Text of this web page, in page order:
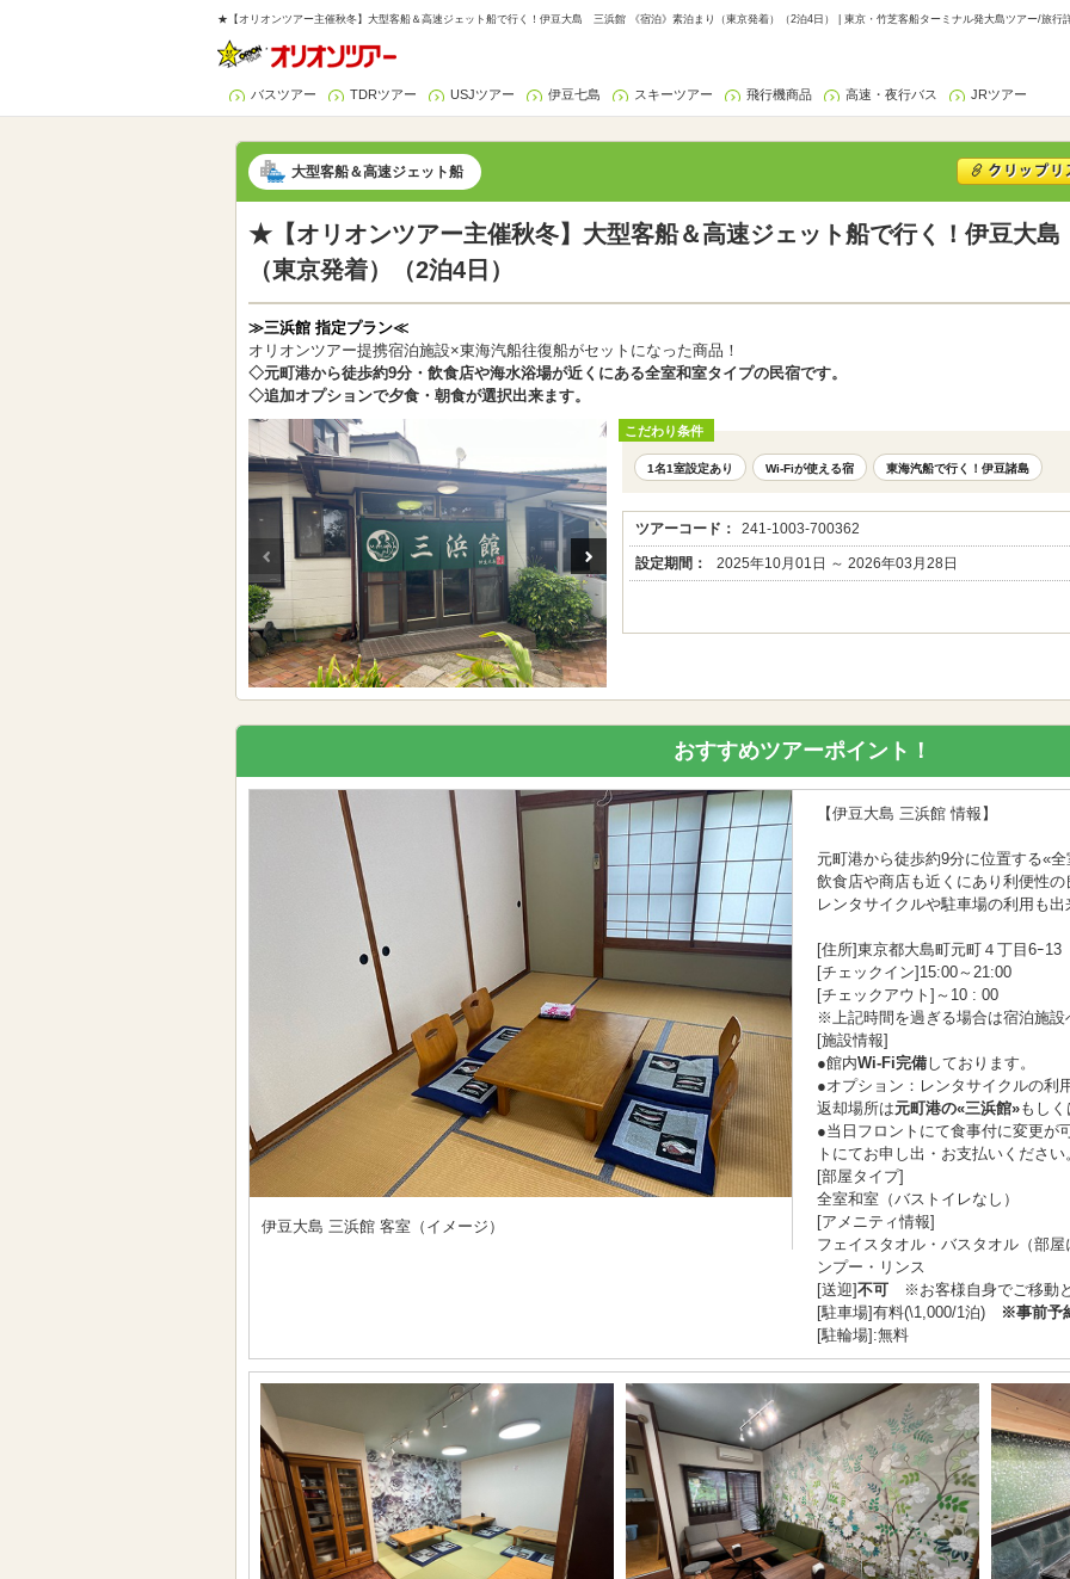
★【オリオンツアー主催秋冬】大型客船＆高速ジェット船で行く！伊豆大島 三浜館 《宿泊》素泊まり（東京発着）（2泊4日） | 東京・竹芝客船ターミナル発大島ツアー/旅行
バスツアー TDRツアー USJツアー 伊豆七島 スキーツアー 飛行機商品 高速・夜行バス JRツアー
大型客船＆高速ジェット船
★【オリオンツアー主催秋冬】大型客船＆高速ジェット船で行く！伊豆大
（東京発着）（2泊4日）
≫三浜館 指定プラン≪
オリオンツアー提携宿泊施設×東海汽船往復船がセットになった商品！
◇元町港から徒歩約9分・飲食店や海水浴場が近くにある全室和室タイプの民宿です。
◇追加オプションで夕食・朝食が選択出来ます。
こだわり条件
1名1室設定あり Wi-Fiが使える宿 東海汽船で行く！伊豆諸島
ツアーコード： 241-1003-700362
設定期間： 2025年10月01日 ～ 2026年03月28日
おすすめツアーポイント！
伊豆大島 三浜館 客室（イメージ）
【伊豆大島 三浜館 情報】
元町港から徒歩約9分に位置する«
飲食店や商店も近くにあり利便性
レンタサイクルや駐車場の利用も出
[住所]東京都大島町元町４丁目6ｰ13
[チェックイン]15:00～21:00
[チェックアウト]～10 : 00
※上記時間を過ぎる場合は宿泊施
[施設情報]
●館内Wi-Fi完備しております。
●オプション：レンタサイクルの利
返却場所は元町港の«三浜館»もしく
●当日フロントにて食事付に変更が
トにてお申し出・お支払いください
[部屋タイプ]
全室和室（バストイレなし）
[アメニティ情報]
フェイスタオル・バスタオル（部
ンプー・リンス
[送迎]不可 ※お客様自身でご移動
[駐車場]有料(\1,000/1泊)
※事前予
[駐輪場]:無料